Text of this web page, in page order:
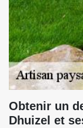
Obtenir un
Dhuizel et